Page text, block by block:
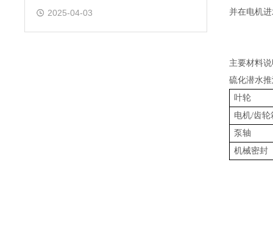
2025-04-03
并在电机
主要材料
硫化潜水
叶轮
电机/齿轮
泵轴
机械密封